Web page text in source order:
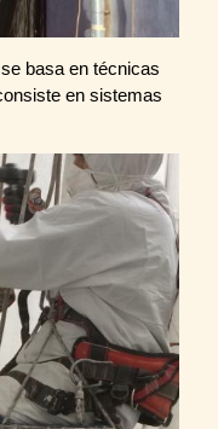
basa en técnicas
en sistemas